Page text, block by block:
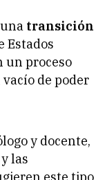
transición
Estados
un proceso
de poder
y docente,
las